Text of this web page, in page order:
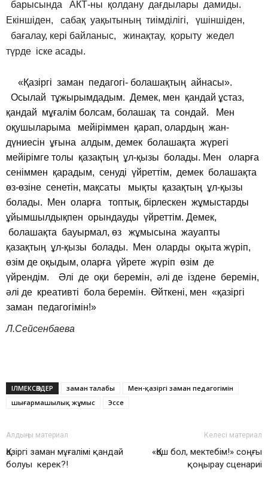
барысында АКТ-ны қолдану дағдылары дамиды.
Екіншіден, сабақ уақытының тиімділігі, үшіншіден,
бағалау, кері байланыс, жинақтау, қорыту жедел
түрде іске асады.
«Қазіргі заман педагогі- болашақтың айнасы».
Осылай тұжырымдадым. Демек, мен қандай ұстаз,
қандай мұғалім болсам, болашақ та сондай. Мeн
оқушыларыма мейіріммен қарап, олардың жан-
дүниесін ұғына алдым, демек болашақта жүрегі
мейірімге толы қазақтың ұл-қызы болады. Мен оларға
сеніммен қарадым, сенуді үйреттім, демек болашақта
өз-өзіне сенетін, мақсаты мықты қазақтың ұл-қызы
болады. Мен оларға топтық, бірлескен жұмыстарды
ұйымшылдықпен орындауды үйреттім. Демек,
болашақта бауырмал, өз жұмысына жауапты
қазақтың ұл-қызы болады. Мен оларды оқыта жүріп,
өзім де оқыдым, оларға үйрете жүріп өзім де
үйрендім. Әлі де оқи беремін, әлі де іздене беремін,
әлі де креативті бола беремін. Өйткені, мен «қазіргі
заман педагогімін!»
Л.Сейсенбаева
ІЛМЕКСӨЗДЕР заман талабы
Мен-қазіргі заман педагогімін
шығармашылық жұмыс
Эссе
Алдыңғы материал
Қазіргі заман мұғалімі қандай
болуы керек?!
Келесі материал
«Қош бол, мектебім!» соңғы
қоңырау сценариі